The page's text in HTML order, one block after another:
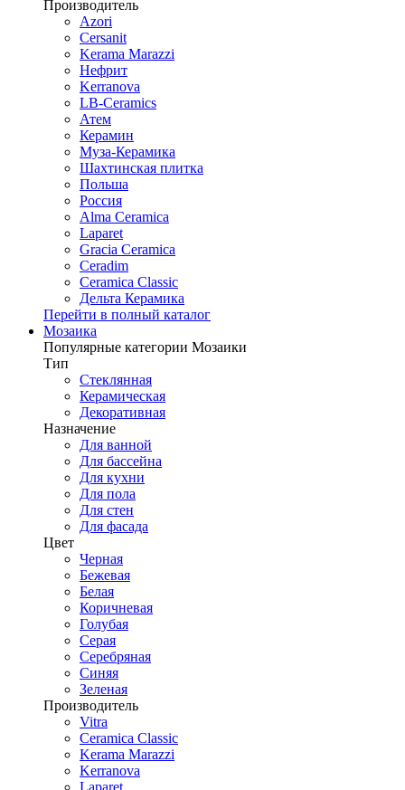
Производитель
Azori
Cersanit
Kerama Marazzi
Нефрит
Kerranova
LB-Ceramics
Атем
Керамин
Муза-Керамика
Шахтинская плитка
Польша
Россия
Alma Ceramica
Laparet
Gracia Ceramica
Ceradim
Ceramica Classic
Дельта Керамика
Перейти в полный каталог
Мозаика
Популярные категории Мозаики
Тип
Стеклянная
Керамическая
Декоративная
Назначение
Для ванной
Для бассейна
Для кухни
Для пола
Для стен
Для фасада
Цвет
Черная
Бежевая
Белая
Коричневая
Голубая
Серая
Серебряная
Синяя
Зеленая
Производитель
Vitra
Ceramica Classic
Kerama Marazzi
Kerranova
Laparet